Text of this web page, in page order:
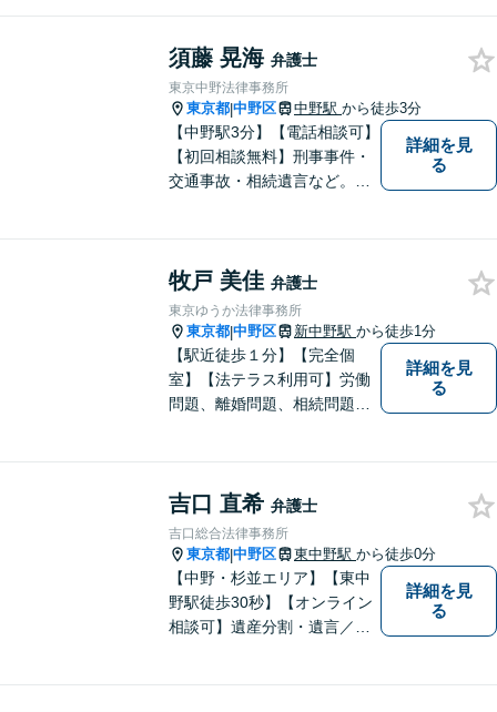
密着型の弁護士です。 おかげ
さまで、都内のみならず全国
からご相談をいただいており
ます。
須藤 晃海 弁護士
東京中野法律事務所
東京都|中野区 中野駅 から徒歩3分
【中野駅3分】【電話相談可】
【初回相談無料】刑事事件・
交通事故・相続遺言など。フ
はありません。お気軽に弁護
士にご相談ください【休日・
夜間相談可】
詳細を見
る
牧戸 美佳 弁護士
東京ゆうか法律事務所
東京都|中野区 新中野駅 から徒歩1分
【駅近徒歩１分】【完全個
室】【法テラス利用可】労働
問題、離婚問題、相続問題、
話をお伺いいたします。
詳細を見
る
吉口 直希 弁護士
吉口総合法律事務所
東京都|中野区 東中野駅 から徒歩0分
【中野・杉並エリア】【東中
野駅徒歩30秒】【オンライン
相談可】遺産分割・遺言／不
詳細を見
る